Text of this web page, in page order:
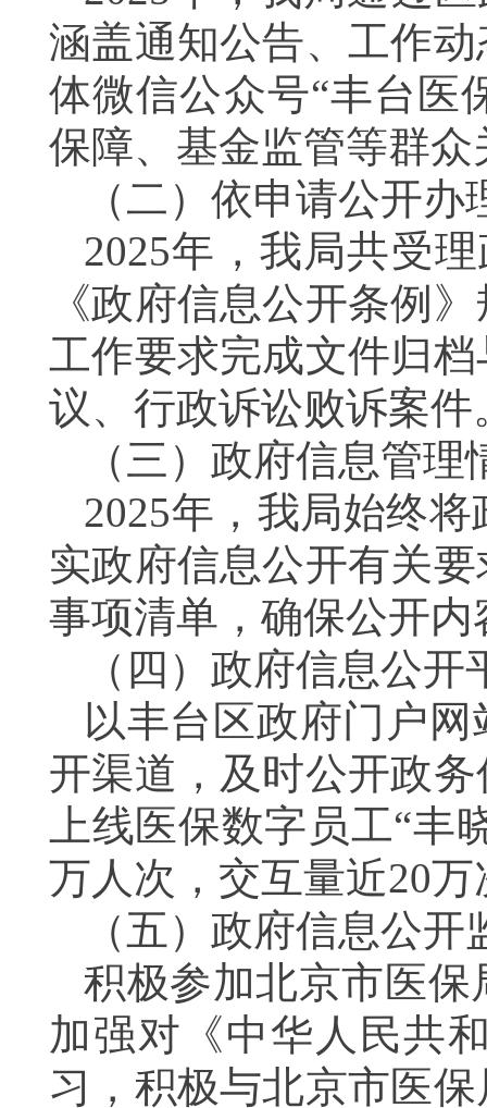
涵盖通知公告、工作
体微信公众号“丰台医
保障、基金监管等群
（二）依申请公开办
2025年，我局共受
《政府信息公开条例
工作要求完成文件归
议、行政诉讼败诉案件
（三）政府信息管理
2025年，我局始终
实政府信息公开有关
事项清单，确保公开内
（四）政府信息公
以丰台区政府门户
开渠道，及时公开政
上线医保数字员工“丰
万人次，交互量近20万
（五）政府信息公
积极参加北京市医
加强对《中华人民共
习，积极与北京市医